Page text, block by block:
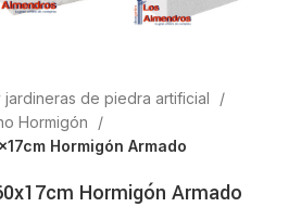
de piedra artificial
Hormigón
Hormigón Armado
Hormigón Armado